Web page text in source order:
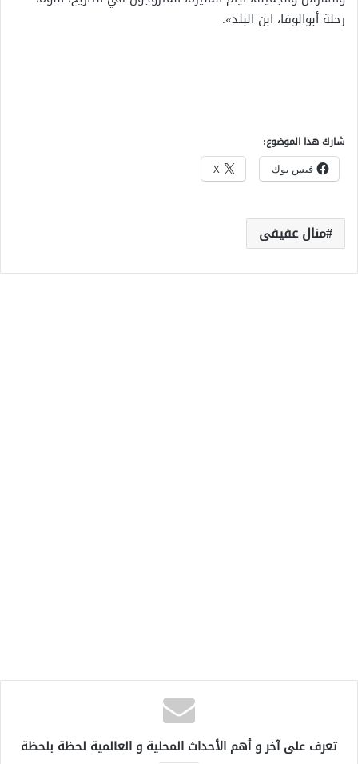
رحلة أبوالوفا، ابن البلد».
شارك هذا الموضوع:
فيس بوك X
منال عفيفى
تعرف على آخر و أهم الأحداث المحلية و العالمية لحظة بلحظة